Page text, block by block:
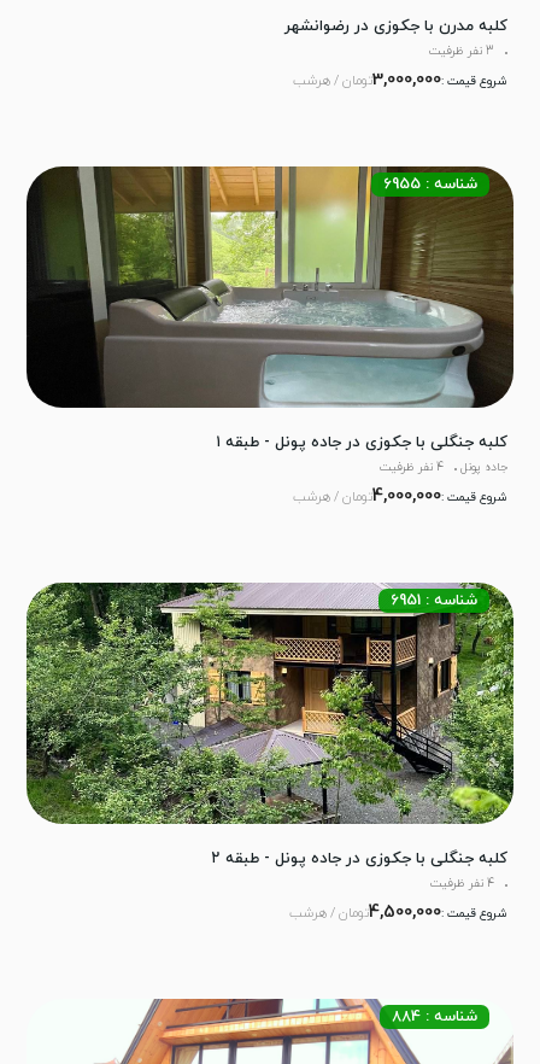
کلبه مدرن با جکوزی در رضوانشهر
3 نفر ظرفیت
شروع قیمت :3,000,000تومان / هرشب
کلبه جنگلی با جکوزی در جاده پونل - طبقه ۱
شناسه : 6955
جاده پونل
4 نفر ظرفیت
شروع قیمت :4,000,000تومان / هرشب
کلبه جنگلی با جکوزی در جاده پونل - طبقه ۲
شناسه : 6951
4 نفر ظرفیت
شروع قیمت :4,500,000تومان / هرشب
شناسه : 884